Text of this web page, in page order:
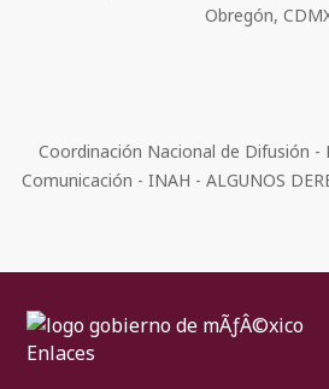
Obregón,
Coordinación Nacional de Difusión -
Comunicación - INAH - ALGUNOS
Enlaces